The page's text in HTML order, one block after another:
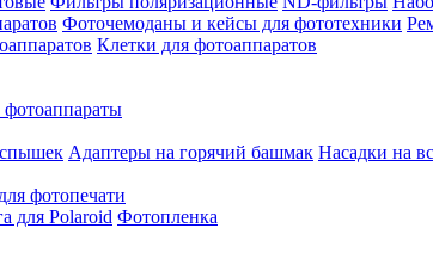
Фоточемоданы и кейсы для фототехники
Клетки для фотоаппаратов
фотоаппараты
Адаптеры на горячий башмак Насадки на
фотопечати
для Polaroid Фотопленка